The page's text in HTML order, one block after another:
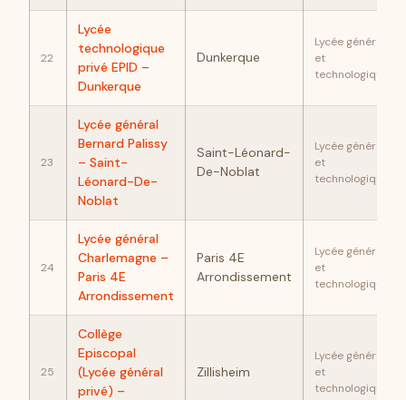
22
Lycée
technologique
privé EPID –
Dunkerque
Dunkerque
Lycée général
et
technologique
23
Lycée général
Bernard Palissy
– Saint-
Léonard-De-
Noblat
Saint-Léonard-
De-Noblat
Lycée général
et
technologique
24
Lycée général
Charlemagne –
Paris 4E
Arrondissement
Paris 4E
Arrondissement
Lycée général
et
technologique
25
Collège
Episcopal
(Lycée général
privé) –
Zillisheim
Lycée général
et
technologique